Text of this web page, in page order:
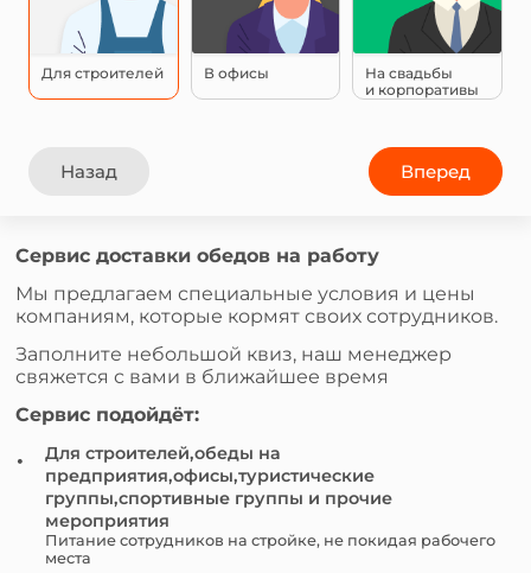
Для строителей В офисы
На свадьбы
и корпоративы
Назад Вперед
Сервис доставки обедов на работу
Мы предлагаем специальные условия и цены
компаниям, которые кормят своих сотрудников.
Заполните небольшой квиз, наш менеджер
свяжется с вами в ближайшее время
Сервис подойдёт:
Для строителей,обеды на
предприятия,офисы,туристические
группы,спортивные группы и прочие
мероприятия
Питание сотрудников на стройке, не покидая рабочего
места